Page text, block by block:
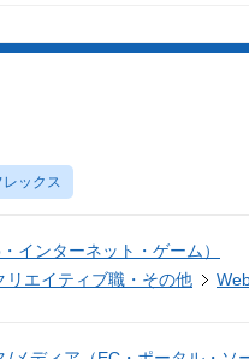
レックス
インターネット・ゲーム）
エイティブ職・その他